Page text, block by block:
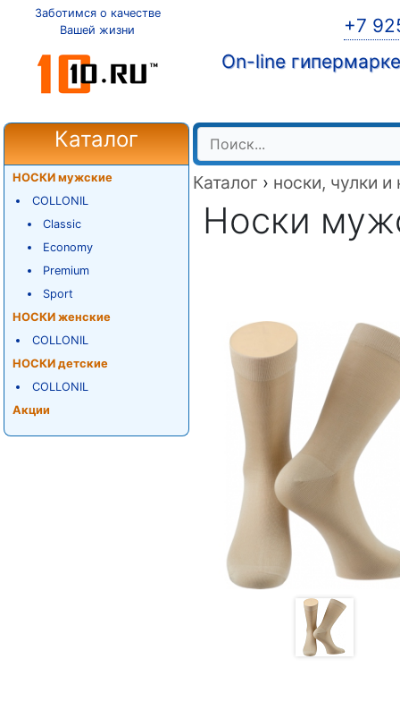
Заботимся о качестве
Вашей жизни
+7
On-line
Каталог
НОСКИ мужские
COLLONIL
Classic
Economy
Premium
Sport
НОСКИ женские
COLLONIL
НОСКИ детские
COLLONIL
Акции
Каталог › носки, чулки и
Носки